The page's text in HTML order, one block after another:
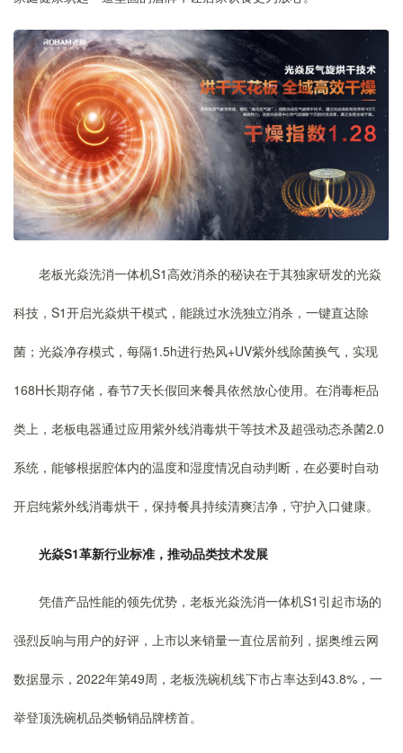
老板光焱洗消一体机S1高效消杀的秘诀在于其独家研发的光焱
科技，S1开启光焱烘干模式，能跳过水洗独立消杀，一键直达除
菌；光焱净存模式，每隔1.5h进行热风+UV紫外线除菌换气，实现
168H长期存储，春节7天长假回来餐具依然放心使用。在消毒柜品
类上，老板电器通过应用紫外线消毒烘干等技术及超强动态杀菌2.0
系统，能够根据腔体内的温度和湿度情况自动判断，在必要时自动
开启纯紫外线消毒烘干，保持餐具持续清爽洁净，守护入口健康。
光焱S1革新行业标准，推动品类技术发展
凭借产品性能的领先优势，老板光焱洗消一体机S1引起市场的
强烈反响与用户的好评，上市以来销量一直位居前列，据奥维云网
数据显示，2022年第49周，老板洗碗机线下市占率达到43.8%，一
举登顶洗碗机品类畅销品牌榜首。